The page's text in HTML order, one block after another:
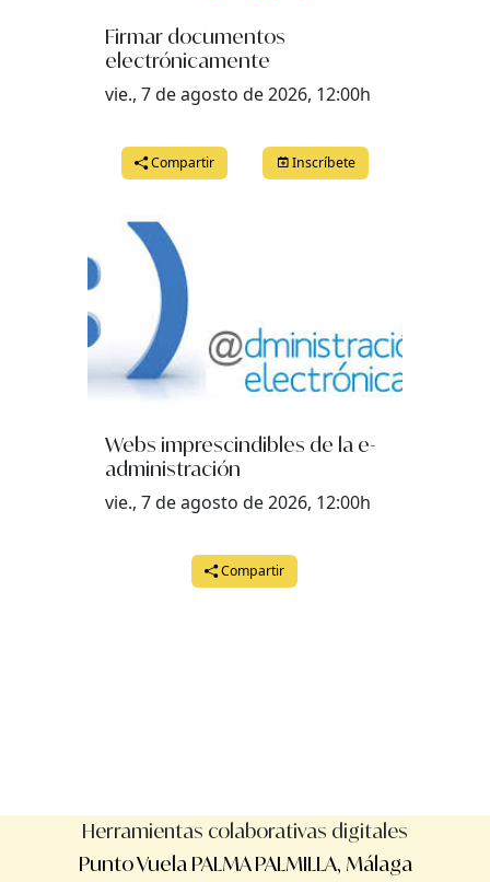
Firmar documentos
electrónicamente
vie., 7 de agosto de 2026, 12:00h
Compartir Inscríbete
Webs imprescindibles de la e-
administración
vie., 7 de agosto de 2026, 12:00h
Compartir
Herramientas colaborativas digitales
Punto Vuela PALMA PALMILLA, Málaga